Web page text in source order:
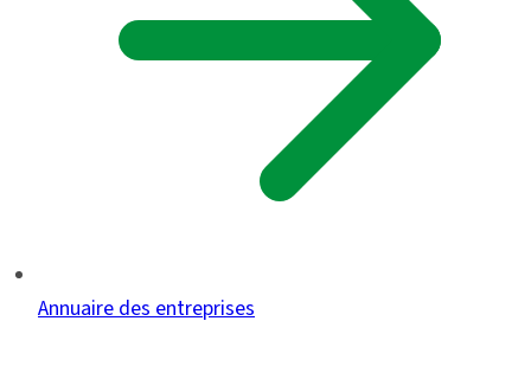
Annuaire des entreprises